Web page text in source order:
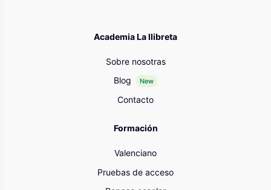
Academia La llibreta
Sobre nosotras
Blog
New
Contacto
Formación
Valenciano
Pruebas de acceso